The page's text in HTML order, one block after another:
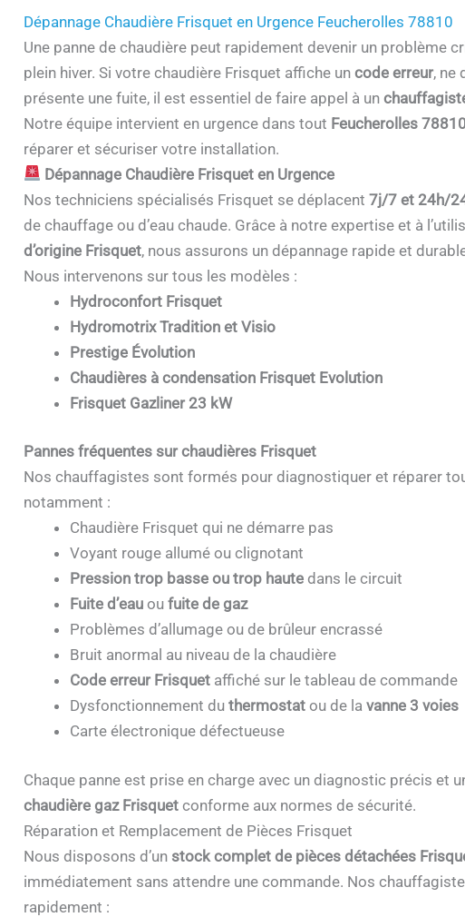
Dépannage Chaudière Frisquet en Urgence Feucherolles 78810
Une panne de chaudière peut rapidement devenir un problème
plein hiver. Si votre chaudière Frisquet affiche un code erreur, ne
présente une fuite, il est essentiel de faire appel à un
Notre équipe intervient en urgence dans tout Feucherolles
réparer et sécuriser votre installation.
Dépannage Chaudière Frisquet en Urgence
Nos techniciens spécialisés Frisquet se déplacent 7j/7 et 24h/
de chauffage ou d’eau chaude. Grâce à notre expertise et à
d’origine Frisquet, nous assurons un dépannage rapide et
Nous intervenons sur tous les modèles :
Hydroconfort Frisquet
Hydromotrix Tradition et Visio
Prestige Évolution
Chaudières à condensation Frisquet Evolution
Frisquet Gazliner 23 kW
Pannes fréquentes sur chaudières Frisquet
Nos chauffagistes sont formés pour diagnostiquer et réparer
notamment :
Chaudière Frisquet qui ne démarre pas
Voyant rouge allumé ou clignotant
Pression trop basse ou trop hautedans le circuit
Fuite d’eauou fuite de gaz
Problèmes d’allumage ou de brûleur encrassé
Bruit anormal au niveau de la chaudière
Code erreur Frisquetaffiché sur le tableau de commande
Dysfonctionnement du thermostatou de la vanne 3 voies
Carte électronique défectueuse
Chaque panne est prise en charge avec un diagnostic précis et
chaudière gaz Frisquetconforme aux normes de sécurité.
Réparation et Remplacement de Pièces Frisquet
Nous disposons d’un stock complet de pièces détachées
immédiatement sans attendre une commande. Nos
rapidement :